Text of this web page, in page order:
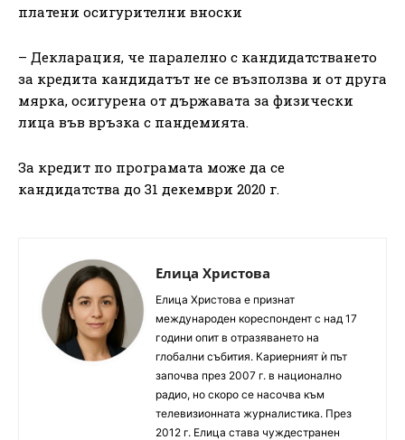
платени осигурителни вноски
– Декларация, че паралелно с кандидатстването
за кредита кандидатът не се възползва и от друга
мярка, осигурена от държавата за физически
лица във връзка с пандемията.
За кредит по програмата може да се
кандидатства до 31 декември 2020 г.
Елица Христова
Елица Христова е признат
международен кореспондент с над 17
години опит в отразяването на
глобални събития. Кариерният ѝ път
започва през 2007 г. в национално
радио, но скоро се насочва към
телевизионната журналистика. През
2012 г. Елица става чуждестранен